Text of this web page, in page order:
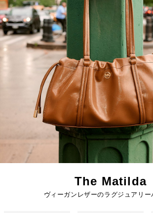
The Matilda
ヴィーガンレザーのラグジュアリ